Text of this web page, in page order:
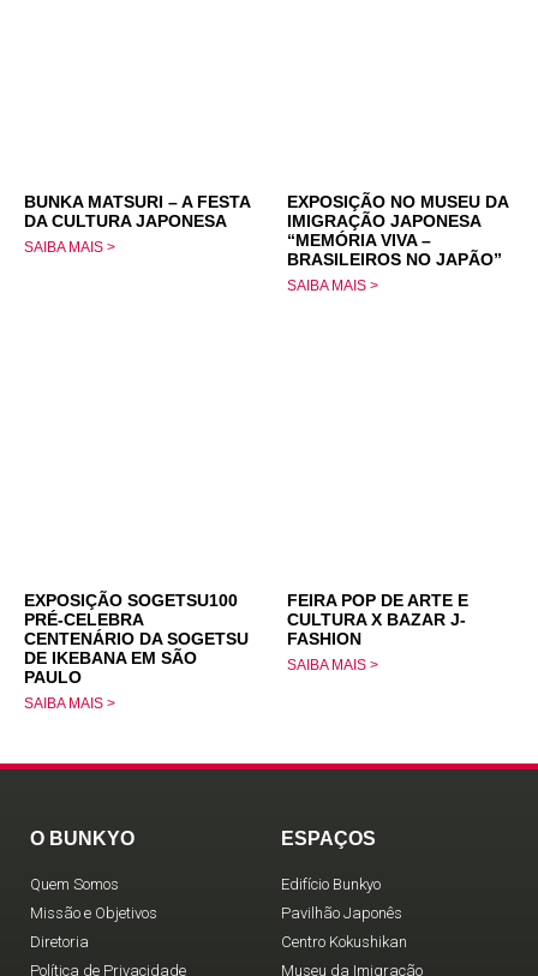
BUNKA MATSURI – A FESTA
DA CULTURA JAPONESA
SAIBA MAIS >
EXPOSIÇÃO NO MUSEU DA
IMIGRAÇÃO JAPONESA
“MEMÓRIA VIVA –
BRASILEIROS NO JAPÃO”
SAIBA MAIS >
EXPOSIÇÃO SOGETSU100
PRÉ-CELEBRA
CENTENÁRIO DA SOGETSU
DE IKEBANA EM SÃO
PAULO
SAIBA MAIS >
FEIRA POP DE ARTE E
CULTURA X BAZAR J-
FASHION
SAIBA MAIS >
O BUNKYO
Quem Somos
Missão e Objetivos
Diretoria
Política de Privacidade
ESPAÇOS
Edifício Bunkyo
Pavilhão Japonês
Centro Kokushikan
Museu da Imigração